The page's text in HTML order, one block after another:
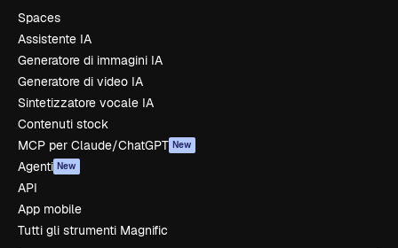
Spaces
Assistente IA
Generatore di immagini IA
Generatore di video IA
Sintetizzatore vocale IA
Contenuti stock
MCP per Claude/ChatGPT New
Agenti New
API
App mobile
Tutti gli strumenti Magnific